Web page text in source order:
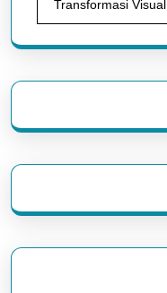
Transformasi Visual